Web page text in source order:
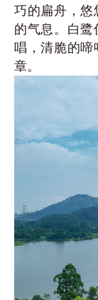
巧的扁舟，悠
的气息。白鹭
唱，清脆的啼
章。